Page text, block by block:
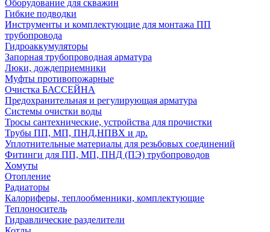
Оборудование для скважин
Гибкие подводки
Инструменты и комплектующие для монтажа ПП
трубопровода
Гидроаккумуляторы
Запорная трубопроводная арматура
Люки, дождеприемники
Муфты противопожарные
Очистка БАССЕЙНА
Предохранительная и регулирующая арматура
Системы очистки воды
Тросы сантехнические, устройства для прочистки
Трубы ПП, МП, ПНД,НПВХ и др.
Уплотнительные материалы для резьбовых соединений
Фитинги для ПП, МП, ПНД (ПЭ) трубопроводов
Хомуты
Отопление
Радиаторы
Калориферы, теплообменники, комплектующие
Теплоноситель
Гидравлические разделители